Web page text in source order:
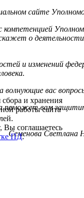
сайте
о
и изменений
вас
поможет вам
Семенова Светлана
и хранения
работы сайта
Вы соглашаетесь
ПД.